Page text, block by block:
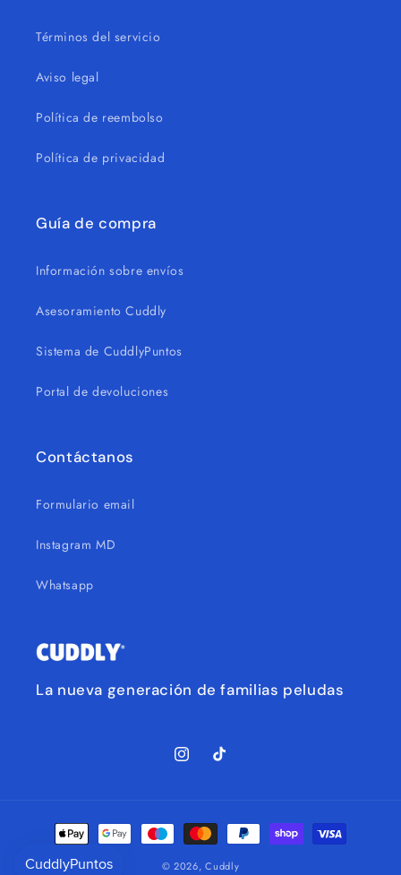
Términos del servicio
Aviso legal
Política de reembolso
Política de privacidad
Guía de compra
Información sobre envíos
Asesoramiento Cuddly
Sistema de CuddlyPuntos
Portal de devoluciones
Contáctanos
Formulario email
Instagram MD
Whatsapp
La nueva generación de familias peludas
InstagramTikTok
Métodos
de
© 2026,Cuddly